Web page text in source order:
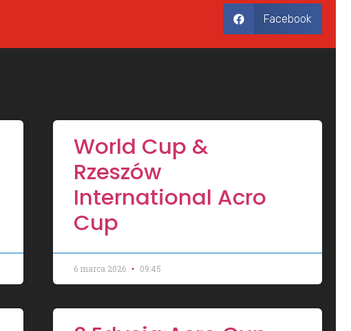
Facebook
World Cup &
Rzeszów
International Acro
Cup
6 marca 2026 09:45